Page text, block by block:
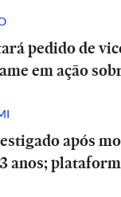
pedido de
em ação
após
anos;